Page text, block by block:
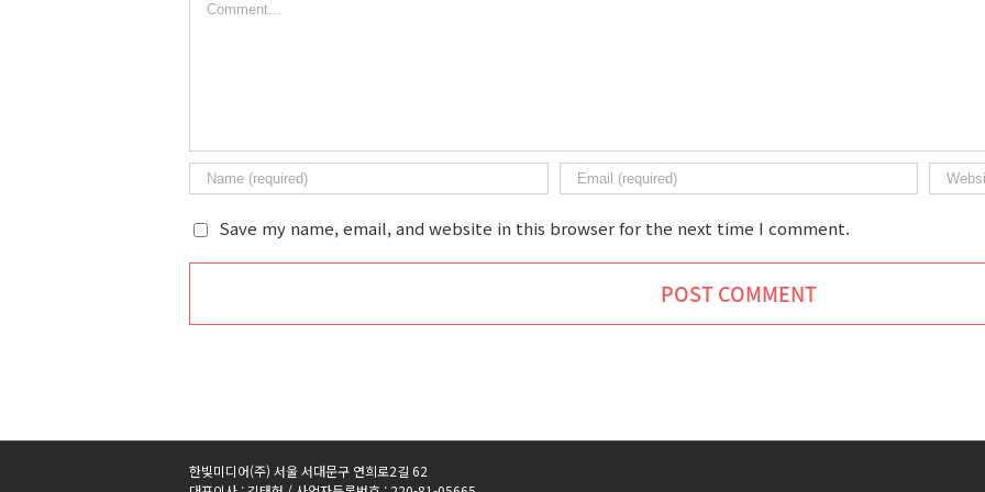
Save my name, email, and website in this browser for the next time I comment.
한빛미디어(주) 서울 서대문구 연희로2길 62